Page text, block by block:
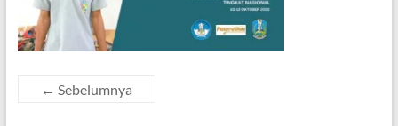
← Sebelumnya